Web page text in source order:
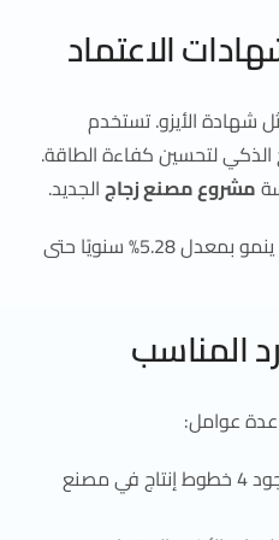
الاعتماد
شهادة الأيزو. تستخدم
الذكي لتحسين كفاءة الطاقة.
مشروع مصنع زجاجالجديد.
سوق الزجاج المعماري عالميًا ينمو بمعدل 5.28% سنويًا حتى
المناسب
عدة عوامل:
القدرة الإنتاجية: مثل وجود 4 خطوط إنتاج في مصنع